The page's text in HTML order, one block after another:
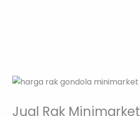
Jual Rak Minimarket